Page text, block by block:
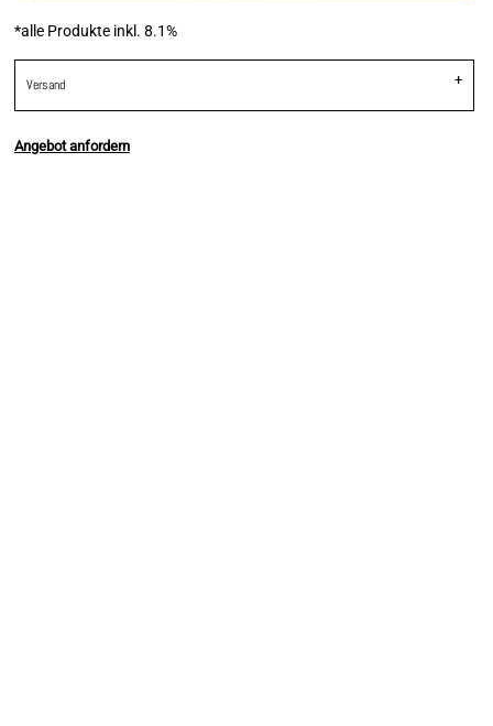
*alle Produkte inkl. 8.1%
Versand
Angebot anfordern